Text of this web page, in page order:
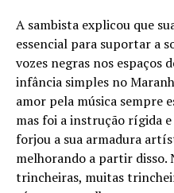
A sambista explicou que
essencial para suportar a
vozes negras nos espaços
infância simples no
amor pela música sempre
mas foi a instrução rígida
forjou a sua armadura
melhorando a partir disso.
trincheiras, muitas